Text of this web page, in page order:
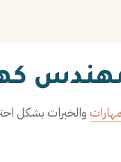
والخبرات بشكل